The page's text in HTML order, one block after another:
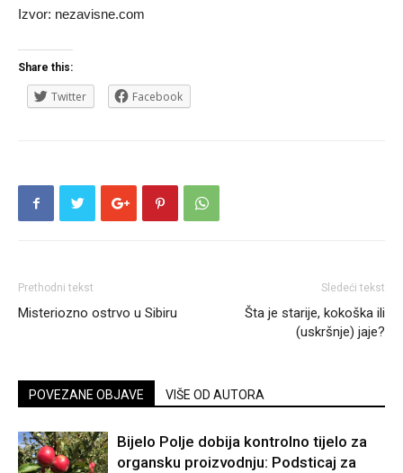
Izvor: nezavisne.com
Share this:
Twitter Facebook
Prethodni tekst
Misteriozno ostrvo u Sibiru
Sledeći tekst
Šta je starije, kokoška ili
(uskršnje) jaje?
POVEZANE OBJAVE VIŠE OD AUTORA
Bijelo Polje dobija kontrolno tijelo za
organsku proizvodnju: Podsticaj za